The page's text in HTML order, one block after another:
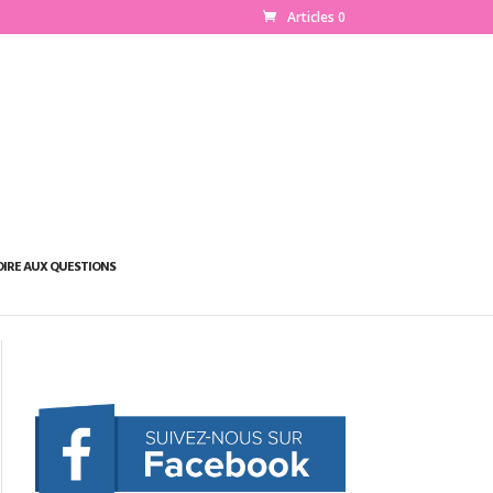
Articles 0
AUX QUESTIONS